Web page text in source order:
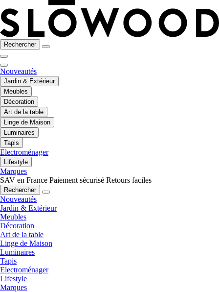
Rechercher
Nouveautés
Jardin & Extérieur
Meubles
Décoration
Art de la table
Linge de Maison
Luminaires
Tapis
Electroménager
Lifestyle
Marques
SAV en France Paiement sécurisé Retours faciles
Rechercher
Nouveautés
Jardin & Extérieur
Meubles
Décoration
Art de la table
Linge de Maison
Luminaires
Tapis
Electroménager
Lifestyle
Marques